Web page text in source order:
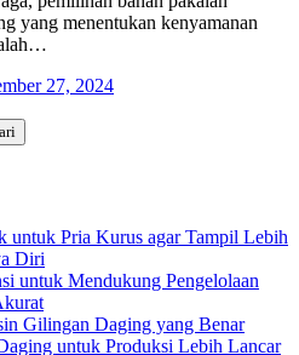
yang menentukan kenyamanan
27, 2024
untuk Pria Kurus agar Tampil Lebih
Diri
untuk Mendukung Pengelolaan
Gilingan Daging yang Benar
untuk Produksi Lebih Lancar